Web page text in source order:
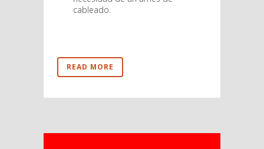
cableado.
READ MORE